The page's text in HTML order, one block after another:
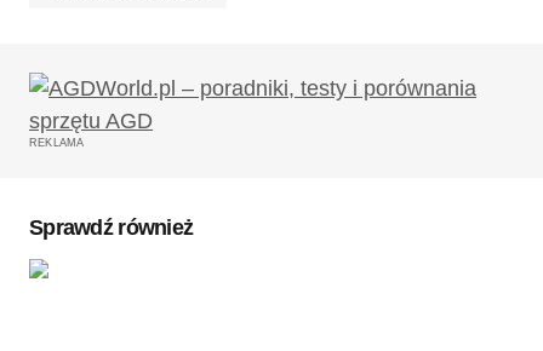
Twój adres email nie zostanie opublikowany.
Wymagane pola są oznaczone
REKLAMA
Sprawdź również